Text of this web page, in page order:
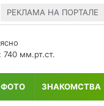
РЕКЛАМА НА ПОРТАЛЕ
ясно
740 мм.рт.ст.
ФОТО ЗНАКОМСТВА